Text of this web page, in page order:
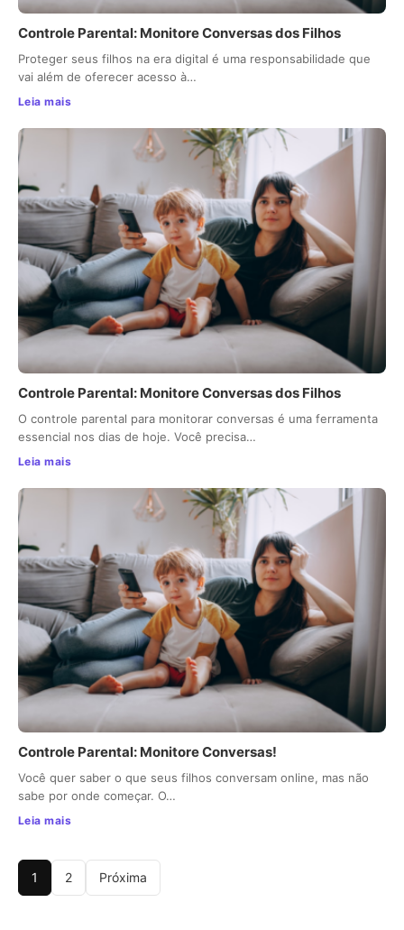
Controle Parental: Monitore Conversas dos Filhos
Proteger seus filhos na era digital é uma responsabilidade que
vai além de oferecer acesso à…
Leia mais
Controle Parental: Monitore Conversas dos Filhos
O controle parental para monitorar conversas é uma ferramenta
essencial nos dias de hoje. Você precisa…
Leia mais
Controle Parental: Monitore Conversas!
Você quer saber o que seus filhos conversam online, mas não
sabe por onde começar. O…
Leia mais
1 2 Próxima